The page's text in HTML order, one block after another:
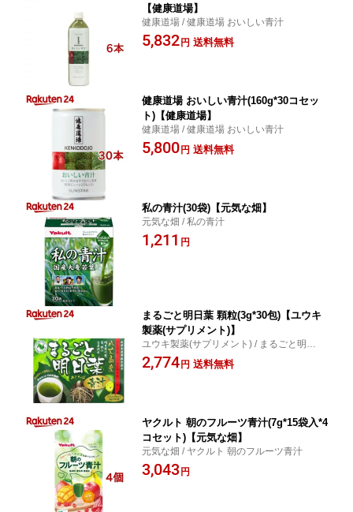
【健康道場】
健康道場 / 健康道場 おいしい青汁
5,832 円 送料無料
健康道場 おいしい青汁(160g*30コセッ
ト)【健康道場】
健康道場 / 健康道場 おいしい青汁
5,800 円 送料無料
私の青汁(30袋)【元気な畑】
元気な畑 / 私の青汁
1,211 円
まるごと明日葉 顆粒(3g*30包)【ユウキ
製薬(サプリメント)】
ユウキ製薬(サプリメント) / まるごと明日葉
顆粒
2,774 円 送料無料
ヤクルト 朝のフルーツ青汁(7g*15袋入*4
コセット)【元気な畑】
元気な畑 / ヤクルト 朝のフルーツ青汁
3,043 円